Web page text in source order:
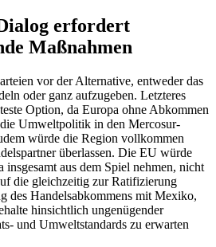
erfordert
Maßnahmen
vor der Alternative, entweder das
oder ganz aufzugeben. Letzteres
Option, da Europa ohne Abkommen
Umweltpolitik in den Mercosur-
würde die Region vollkommen
überlassen. Die EU würde
aus dem Spiel nehmen, nicht
die gleichzeitig zur Ratifizierung
des Handelsabkommens mit Mexiko,
hinsichtlich ungenügender
und Umweltstandards zu erwarten